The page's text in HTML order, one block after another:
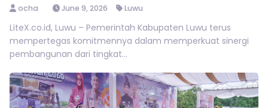
ocha June 9, 2026 Luwu
LiteX.co.id, Luwu – Pemerintah Kabupaten Luwu terus
mempertegas komitmennya dalam memperkuat sinergi
pembangunan dari tingkat...